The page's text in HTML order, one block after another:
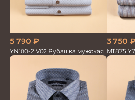
5 790 ₽
YN100-2 V02 Рубашка мужская
3 750 ₽
MT875